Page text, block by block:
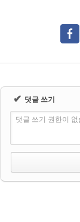
✔ 댓글 쓰기
댓글 쓰기 권한이